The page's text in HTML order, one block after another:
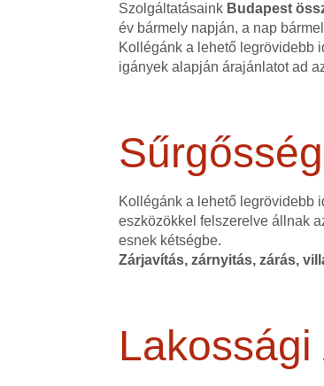
Szolgáltatásaink Budapest
év bármely napján, a nap
Kollégánk a lehető legrövidebb
igányek alapján árajánlatot ad
Kollégánk a lehető legrövidebb
eszközökkel felszerelve állnak
esnek kétségbe.
Zárjavítás, zárnyitás, zárás,